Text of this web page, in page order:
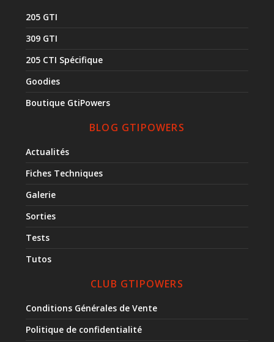
205 GTI
309 GTI
205 CTI Spécifique
Goodies
Boutique GtiPowers
BLOG GTIPOWERS
Actualités
Fiches Techniques
Galerie
Sorties
Tests
Tutos
CLUB GTIPOWERS
Conditions Générales de Vente
Politique de confidentialité